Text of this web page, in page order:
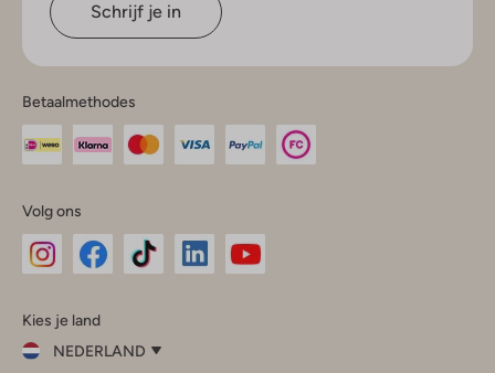
Schrijf je in
Betaalmethodes
Volg ons
InstagramFacebook
Kies je land
NEDERLAND